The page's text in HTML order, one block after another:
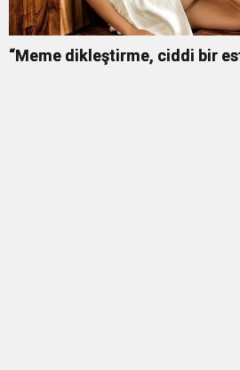
“Meme dikleştirme, ciddi bir